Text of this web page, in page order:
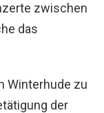
zwischen
das
Winterhude zu
der